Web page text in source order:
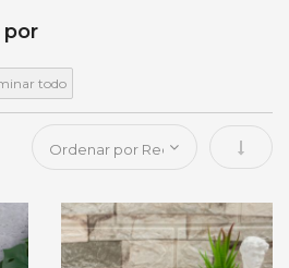
por
todo
Fijar